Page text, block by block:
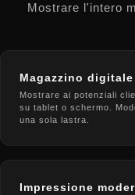
Mostrare l'intero
Magazzino
Mostrare ai potenziali
su tablet o schermo.
una sola lastra.
Impressione